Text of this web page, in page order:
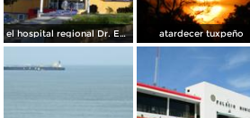
el hospital regional Dr. Emilio Alcazar de sesver tuxpan, ver. atardecer tuxpeño